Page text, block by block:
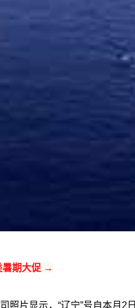
暑期大促 →
照片显示，“辽宁”号自本月